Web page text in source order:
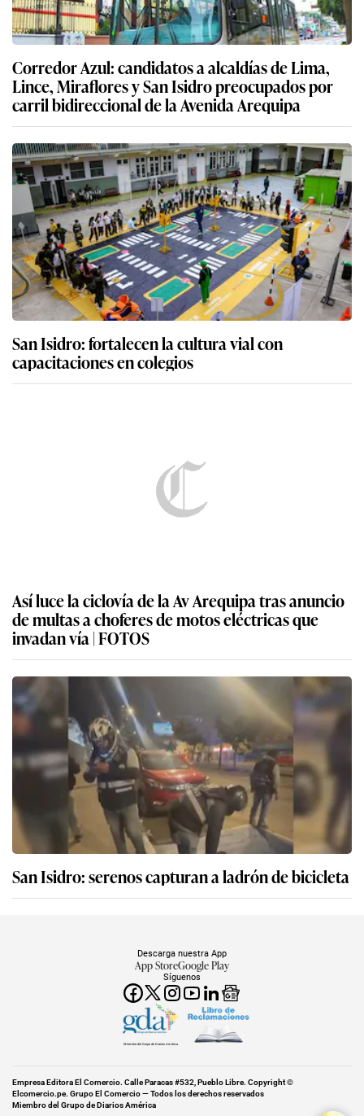
Corredor Azul: candidatos a alcaldías de Lima,
Lince, Miraflores y San Isidro preocupados por
carril bidireccional de la Avenida Arequipa
San Isidro: fortalecen la cultura vial con
capacitaciones en colegios
Así luce la ciclovía de la Av Arequipa tras anuncio
de multas a choferes de motos eléctricas que
invadan vía | FOTOS
San Isidro: serenos capturan a ladrón de bicicleta
Síguenos
Descarga nuestra App
App StoreGoogle Play
Miembro del Grupo de Diarios América
Empresa Editora El Comercio. Calle Paracas #532, Pueblo Libre. Copyright ©
Elcomercio.pe. Grupo El Comercio — Todos los derechos reservados
Miembro del Grupo de Diarios América